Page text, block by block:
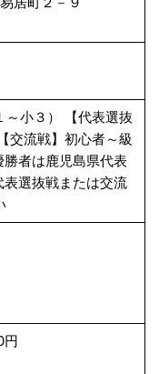
～小３） 【代表選抜
交流戦】初心者～級
者は鹿児島県代表
選抜戦または交流
円